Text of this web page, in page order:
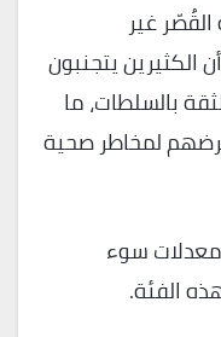
غير
الكثيرين يتجنبون
بالسلطات، ما
لمخاطر صحية
معدلات سوء
الفئة.